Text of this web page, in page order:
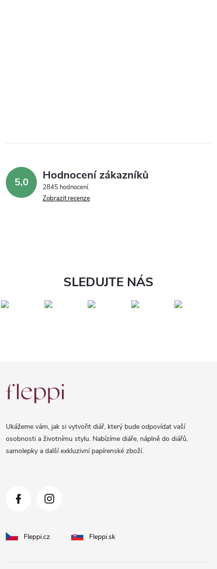
5,0 Hodnocení zákazníků
2845 hodnocení
Zobrazit recenze
SLEDUJTE NÁS
á
Ukážeme vám, jak si vytvořit diář, který bude odpovídat vaší
osobnosti a životnímu stylu. Nabízíme diáře, náplně do diářů,
samolepky a další exkluzivní papírenské zboží.
Fleppi.cz Fleppi.sk